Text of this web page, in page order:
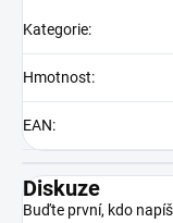
Kategorie:
Hmotnost:
EAN:
Diskuze
Buďte první, kdo